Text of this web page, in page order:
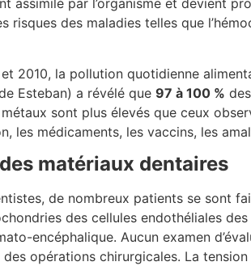
assimilé par l’organisme et devient
risques des maladies telles que
2010, la pollution quotidienne
Esteban) a révélé que 97 à 100 %
sont plus élevés que ceux
les médicaments, les vaccins, les
matériaux dentaires
de nombreux patients se sont
des cellules endothéliales
encéphalique. Aucun examen
opérations chirurgicales. La